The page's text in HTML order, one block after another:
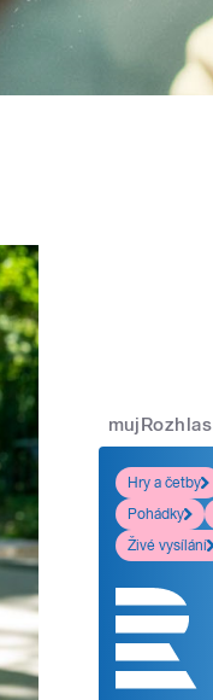
mujRozhlas
Hry a četby
Pohádky
Živé vysílání